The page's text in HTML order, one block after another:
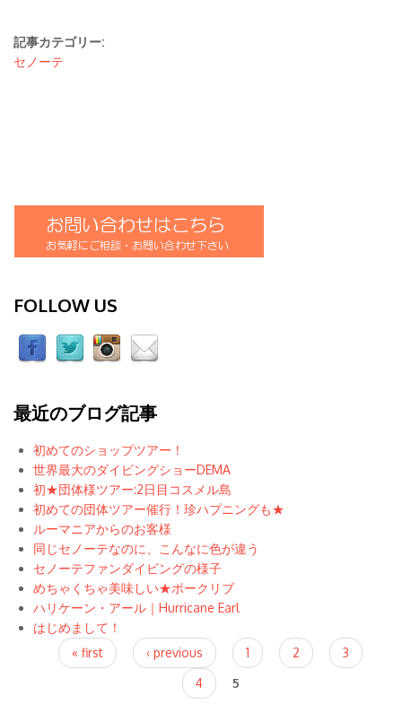
記事カテゴリー:
セノーテ
FOLLOW US
最近のブログ記事
初めてのショップツアー！
世界最大のダイビングショーDEMA
初★団体様ツアー:2日目コスメル島
初めての団体ツアー催行！珍ハプニングも★
ルーマニアからのお客様
同じセノーテなのに、こんなに色が違う
セノーテファンダイビングの様子
めちゃくちゃ美味しい★ポークリブ
ハリケーン・アール｜Hurricane Earl
はじめまして！
Pages « first ‹ previous 1 2
3
4
5